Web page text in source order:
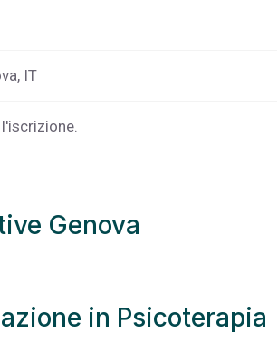
IT
Genova
in Psicoterapia